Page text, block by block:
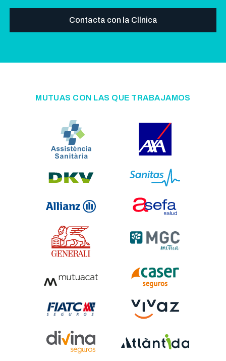
Contacta con la Clínica
MUTUAS CON LAS QUE TRABAJAMOS